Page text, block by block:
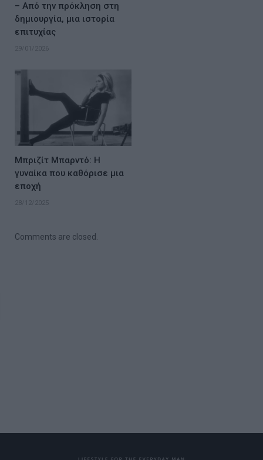
– Από την πρόκληση στη
δημιουργία, μια ιστορία
επιτυχίας
29/01/2026
Μπριζίτ Μπαρντό: Η
γυναίκα που καθόρισε μια
εποχή
28/12/2025
Comments are closed.